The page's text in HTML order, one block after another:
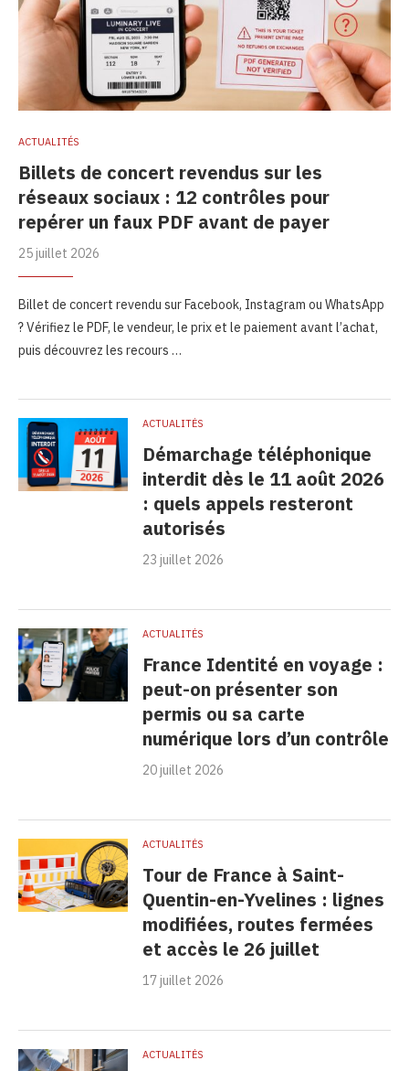
ACTUALITÉS
Billets de concert revendus sur les
réseaux sociaux : 12 contrôles pour
repérer un faux PDF avant de payer
25 juillet 2026
Billet de concert revendu sur Facebook, Instagram ou WhatsApp
? Vérifiez le PDF, le vendeur, le prix et le paiement avant l’achat,
puis découvrez les recours …
ACTUALITÉS
Démarchage téléphonique
interdit dès le 11 août 2026
: quels appels resteront
autorisés
23 juillet 2026
ACTUALITÉS
France Identité en voyage :
peut-on présenter son
permis ou sa carte
numérique lors d’un contrôle
20 juillet 2026
ACTUALITÉS
Tour de France à Saint-
Quentin-en-Yvelines : lignes
modifiées, routes fermées
et accès le 26 juillet
17 juillet 2026
ACTUALITÉS